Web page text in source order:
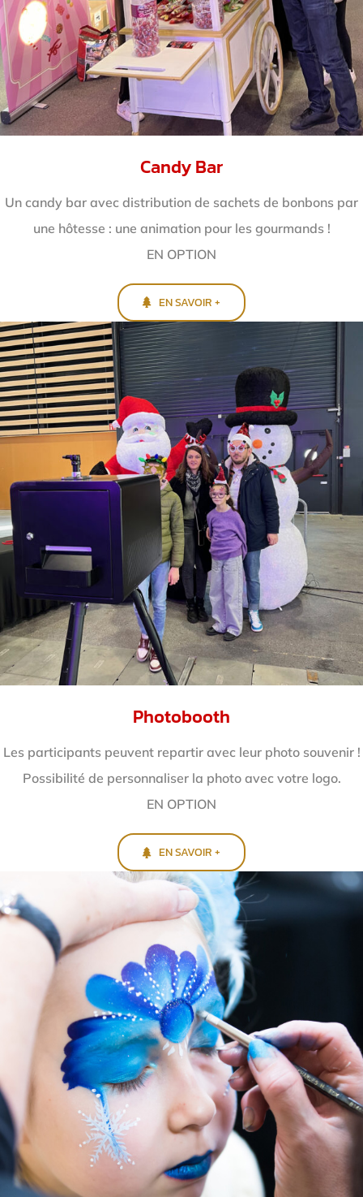
Candy Bar
Un candy bar avec distribution de sachets de bonbons par
une hôtesse : une animation pour les gourmands !
EN OPTION
EN SAVOIR +
Photobooth
Les participants peuvent repartir avec leur photo souvenir !
Possibilité de personnaliser la photo avec votre logo.
EN OPTION
EN SAVOIR +